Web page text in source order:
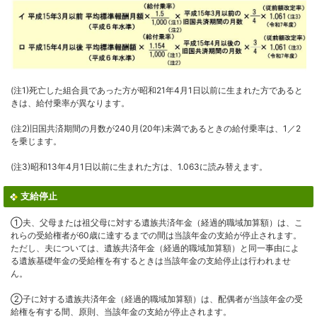
(注1)死亡した組合員であった方が昭和21年4月1日以前に生まれた方であると
きは、給付乗率が異なります。
(注2)旧国共済期間の月数が240月(20年)未満であるときの給付乗率は、1／2
を乗じます。
(注3)昭和13年4月1日以前に生まれた方は、1.063に読み替えます。
支給停止
①夫、父母または祖父母に対する遺族共済年金（経過的職域加算額）は、こ
れらの受給権者が60歳に達するまでの間は当該年金の支給が停止されます。
ただし、夫については、遺族共済年金（経過的職域加算額）と同一事由によ
る遺族基礎年金の受給権を有するときは当該年金の支給停止は行われませ
ん。
②子に対する遺族共済年金（経過的職域加算額）は、配偶者が当該年金の受
給権を有する間、原則、当該年金の支給が停止されます。